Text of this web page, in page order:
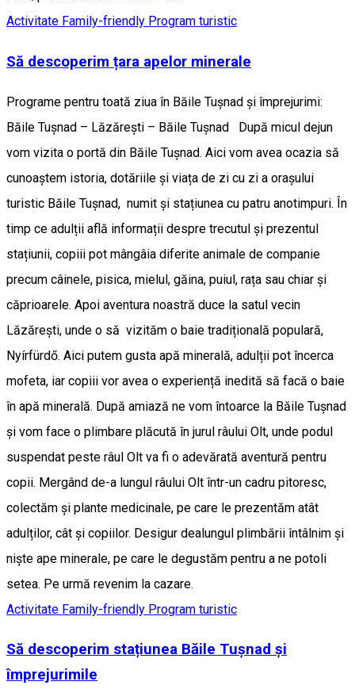
Activitate Family-friendly Program turistic
Să descoperim țara apelor minerale
Programe pentru toată ziua în Băile Tușnad și împrejurimi:
Băile Tușnad – Lăzărești – Băile Tușnad După micul dejun
vom vizita o portă din Băile Tușnad. Aici vom avea ocazia să
cunoaștem istoria, dotăriile și viața de zi cu zi a orașului
turistic Băile Tușnad, numit și stațiunea cu patru anotimpuri. În
timp ce adulții află informații despre trecutul și prezentul
stațiunii, copiii pot mângâia diferite animale de companie
precum câinele, pisica, mielul, găina, puiul, rața sau chiar și
căprioarele. Apoi aventura noastră duce la satul vecin
Lăzărești, unde o să vizităm o baie tradițională populară,
Nyírfürdő. Aici putem gusta apă minerală, adulții pot încerca
mofeta, iar copiii vor avea o experiență inedită să facă o baie
în apă minerală. După amiază ne vom întoarce la Băile Tușnad
și vom face o plimbare plăcută în jurul râului Olt, unde podul
suspendat peste râul Olt va fi o adevărată aventură pentru
copii. Mergând de-a lungul râului Olt într-un cadru pitoresc,
colectăm și plante medicinale, pe care le prezentăm atât
adulților, cât și copiilor. Desigur dealungul plimbării întâlnim și
niște ape minerale, pe care le degustăm pentru a ne potoli
setea. Pe urmă revenim la cazare.
Activitate Family-friendly Program turistic
Să descoperim stațiunea Băile Tușnad și
împrejurimile